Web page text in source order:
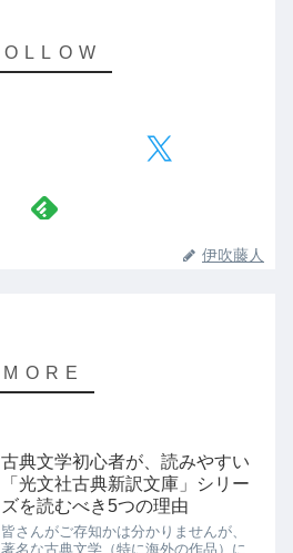
伊吹藤人
古典文学初心者が、読みやすい
「光文社古典新訳文庫」シリー
ズを読むべき5つの理由
皆さんがご存知かは分かりませんが、
著名な古典文学（特に海外の作品）に